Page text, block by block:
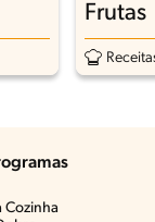
Frutas
Cozinha